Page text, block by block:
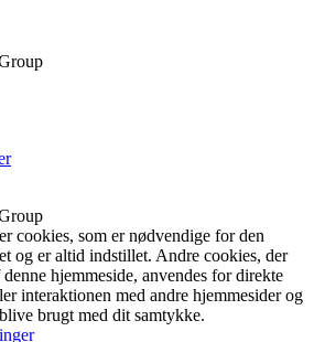
cookies, som er nødvendige for den
og er altid indstillet. Andre cookies, der
hjemmeside, anvendes for direkte
interaktionen med andre hjemmesider og
brugt med dit samtykke.